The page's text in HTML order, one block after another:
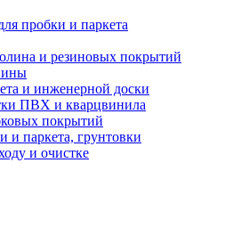
пробки и паркета
и резиновых покрытий
и инженерной доски
ПВХ и кварцвинила
покрытий
и паркета, грунтовки
и очистке